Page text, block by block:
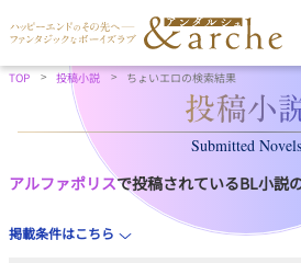
TOP 投稿小説 ちょいエロの検索結果
Submitted Novels
アルファポリスで投稿されているBL小説
掲載条件はこちら